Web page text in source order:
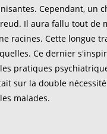
Cependant, un
Il aura fallu tout
racines. Cette longue
Ce dernier
pratiques
sur la double
malades.